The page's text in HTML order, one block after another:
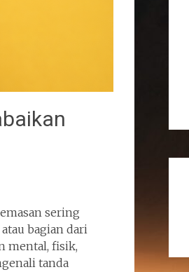
sering
bagian dari
mental, fisik,
tanda